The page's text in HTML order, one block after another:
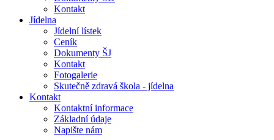
Kontakt
Jídelna
Jídelní lístek
Ceník
Dokumenty ŠJ
Kontakt
Fotogalerie
Skutečně zdravá škola - jídelna
Kontakt
Kontaktní informace
Základní údaje
Napište nám